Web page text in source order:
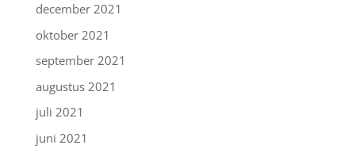
december 2021
oktober 2021
september 2021
augustus 2021
juli 2021
juni 2021